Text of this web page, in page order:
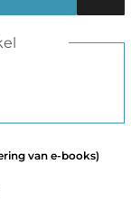
van e-books)